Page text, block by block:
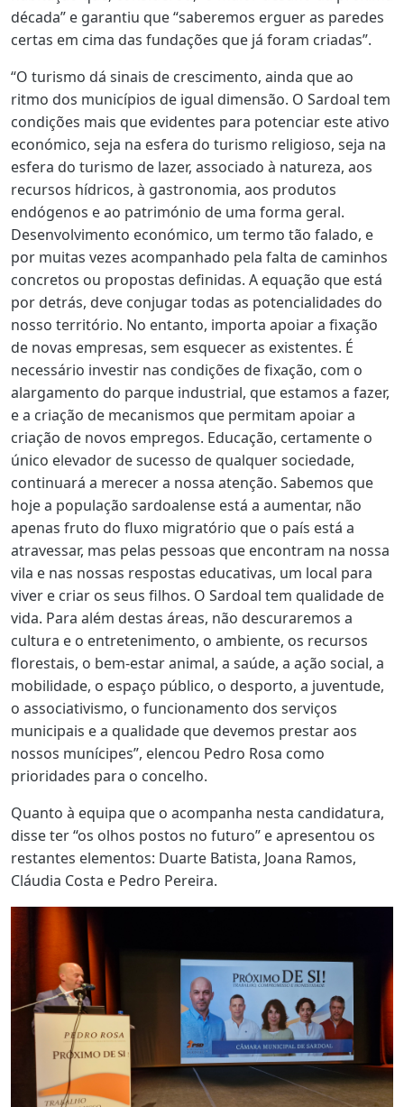
década” e garantiu que “saberemos erguer as paredes
certas em cima das fundações que já foram criadas”.
“O turismo dá sinais de crescimento, ainda que ao
ritmo dos municípios de igual dimensão. O Sardoal tem
condições mais que evidentes para potenciar este ativo
económico, seja na esfera do turismo religioso, seja na
esfera do turismo de lazer, associado à natureza, aos
recursos hídricos, à gastronomia, aos produtos
endógenos e ao património de uma forma geral.
Desenvolvimento económico, um termo tão falado, e
por muitas vezes acompanhado pela falta de caminhos
concretos ou propostas definidas. A equação que está
por detrás, deve conjugar todas as potencialidades do
nosso território. No entanto, importa apoiar a fixação
de novas empresas, sem esquecer as existentes. É
necessário investir nas condições de fixação, com o
alargamento do parque industrial, que estamos a fazer,
e a criação de mecanismos que permitam apoiar a
criação de novos empregos. Educação, certamente o
único elevador de sucesso de qualquer sociedade,
continuará a merecer a nossa atenção. Sabemos que
hoje a população sardoalense está a aumentar, não
apenas fruto do fluxo migratório que o país está a
atravessar, mas pelas pessoas que encontram na nossa
vila e nas nossas respostas educativas, um local para
viver e criar os seus filhos. O Sardoal tem qualidade de
vida. Para além destas áreas, não descuraremos a
cultura e o entretenimento, o ambiente, os recursos
florestais, o bem-estar animal, a saúde, a ação social, a
mobilidade, o espaço público, o desporto, a juventude,
o associativismo, o funcionamento dos serviços
municipais e a qualidade que devemos prestar aos
nossos munícipes”, elencou Pedro Rosa como
prioridades para o concelho.
Quanto à equipa que o acompanha nesta candidatura,
disse ter “os olhos postos no futuro” e apresentou os
restantes elementos: Duarte Batista, Joana Ramos,
Cláudia Costa e Pedro Pereira.